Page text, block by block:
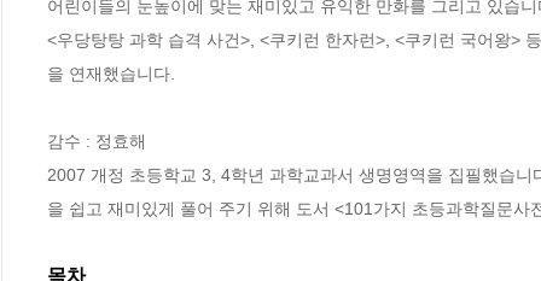
어린이들의 눈높이에 맞는 재미있고 유익한 만화를 그리고 있습
<우당탕탕 과학 습격 사건>, <쿠키런 한자런>, <쿠키런 국어왕>
을 연재했습니다.
감수 : 정효해
2007 개정 초등학교 3, 4학년 과학교과서 생명영역을 집필했습
을 쉽고 재미있게 풀어 주기 위해 도서 <101가지 초등과학질문
목차